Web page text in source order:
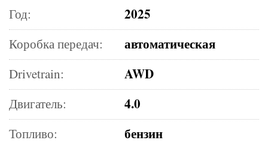
Год:
2025
Коробка передач: автоматическая
Drivetrain: AWD
Двигатель: 4.0
Топливо: бензин